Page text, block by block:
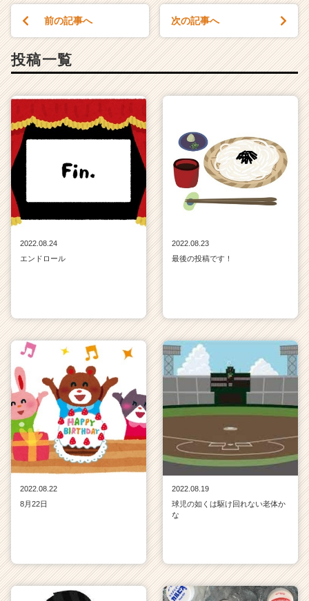
前の記事へ 次の記事へ
投稿一覧
2022.08.24
エンドロール
2022.08.23
最後の投稿です！
2022.08.22
8月22日
2022.08.19
球児の如くは駆け回れない老体か
な